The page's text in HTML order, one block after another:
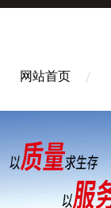
网站首页